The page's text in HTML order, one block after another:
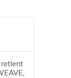
retient